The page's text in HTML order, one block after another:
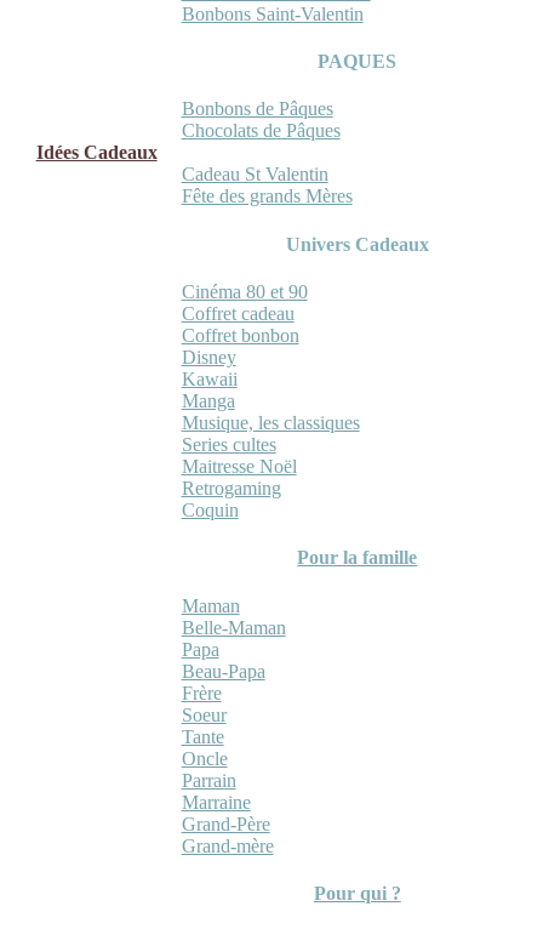
Bonbons Saint-Valentin
PAQUES
Bonbons de Pâques
Chocolats de Pâques
Idées Cadeaux
Cadeau St Valentin
Fête des grands Mères
Univers Cadeaux
Cinéma 80 et 90
Coffret cadeau
Coffret bonbon
Disney
Kawaii
Manga
Musique, les classiques
Series cultes
Maitresse Noël
Retrogaming
Coquin
Pour la famille
Maman
Belle-Maman
Papa
Beau-Papa
Frère
Soeur
Tante
Oncle
Parrain
Marraine
Grand-Père
Grand-mère
Pour qui ?